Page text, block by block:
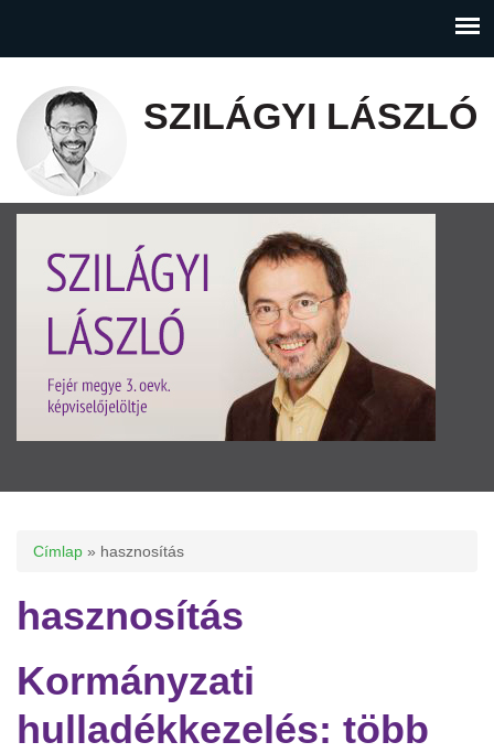
SZILÁGYI LÁSZLÓ
Jelenlegi hely
Címlap » hasznosítás
hasznosítás
Kormányzati
hulladékkezelés: több